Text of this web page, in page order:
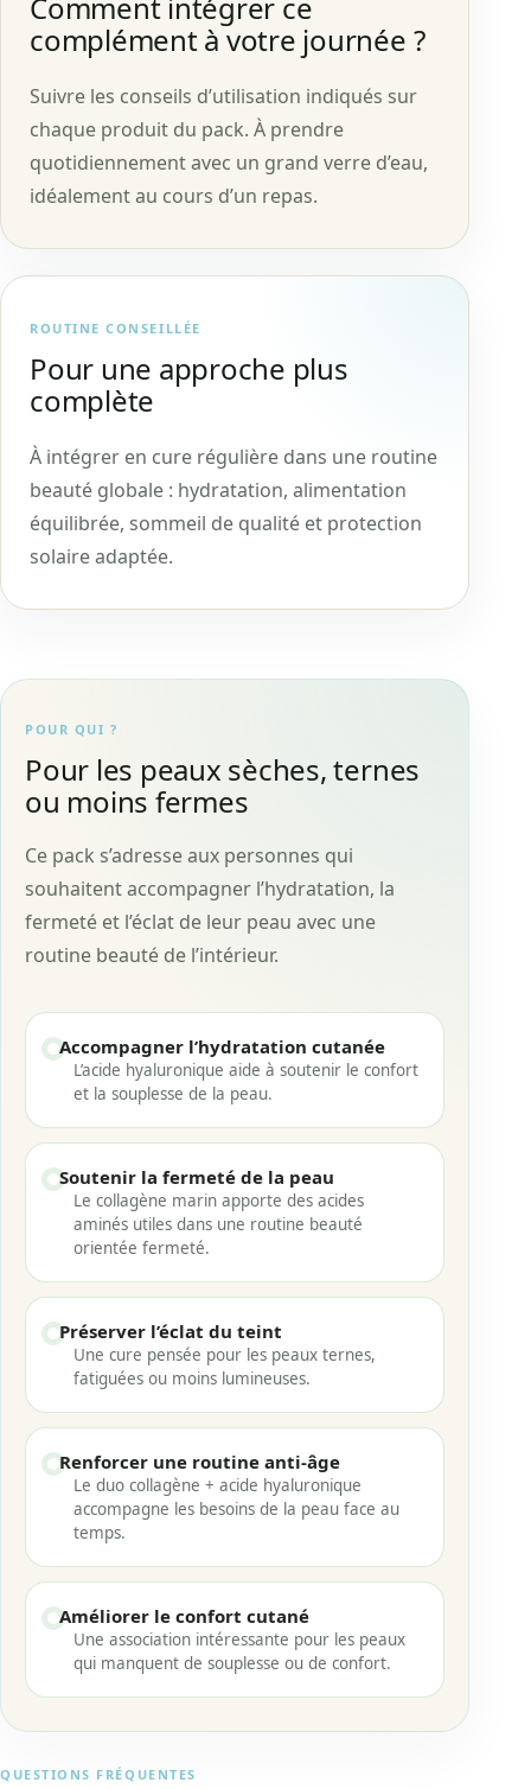
complément à votre journée ?
Suivre les conseils d’utilisation indiqués sur
chaque produit du pack. À prendre
quotidiennement avec un grand verre d’eau,
idéalement au cours d’un repas.
ROUTINE CONSEILLÉE
Pour une approche plus
complète
À intégrer en cure régulière dans une routine
beauté globale : hydratation, alimentation
équilibrée, sommeil de qualité et protection
solaire adaptée.
POUR QUI ?
Pour les peaux sèches, ternes
ou moins fermes
Ce pack s’adresse aux personnes qui
souhaitent accompagner l’hydratation, la
fermeté et l’éclat de leur peau avec une
routine beauté de l’intérieur.
Accompagner l’hydratation cutanée
L’acide hyaluronique aide à soutenir le confort
et la souplesse de la peau.
Soutenir la fermeté de la peau
Le collagène marin apporte des acides
aminés utiles dans une routine beauté
orientée fermeté.
Préserver l’éclat du teint
Une cure pensée pour les peaux ternes,
fatiguées ou moins lumineuses.
Renforcer une routine anti-âge
Le duo collagène + acide hyaluronique
accompagne les besoins de la peau face au
temps.
Améliorer le confort cutané
Une association intéressante pour les peaux
qui manquent de souplesse ou de confort.
QUESTIONS FRÉQUENTES